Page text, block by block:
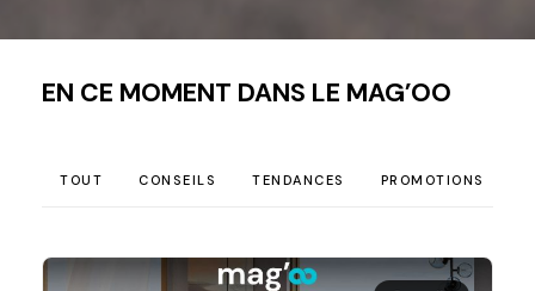
EN CE MOMENT DANS LE MAG’OO
TOUT CONSEILS TENDANCES PROMOTIONS